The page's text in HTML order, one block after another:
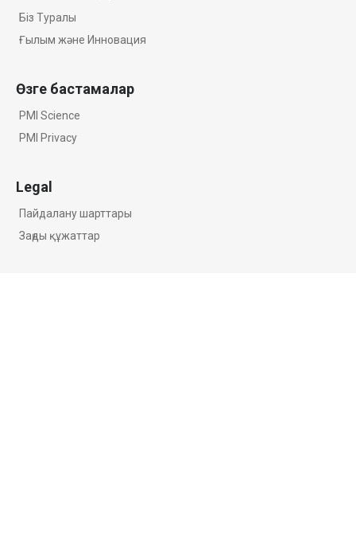
Біз Туралы
Ғылым және Инновация
Өзге бастамалар
PMI Science
PMI Privacy
Legal
Пайдалану шарттары
Заңды құжаттар